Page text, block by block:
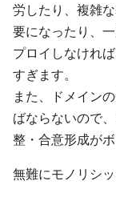
労したり、複雑
要になったり、
プロイしなけれ
すぎます。
また、ドメイン
ばならないので
整・合意形成が
無難にモノリシ